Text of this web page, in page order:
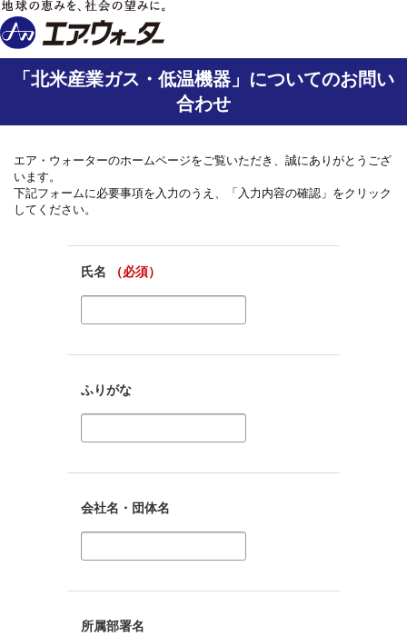
「北米産業ガス・低温機器」についてのお問い
合わせ
エア・ウォーターのホームページをご覧いただき、誠にありがとうござ
います。
下記フォームに必要事項を入力のうえ、「入力内容の確認」をクリック
してください。
氏名 （必須）
ふりがな
会社名・団体名
所属部署名